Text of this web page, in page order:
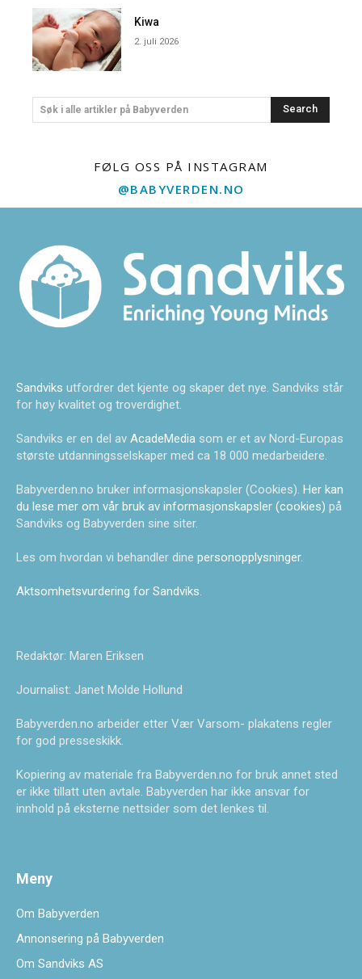
Kiwa
2. juli 2026
Søk i alle artikler på Babyverden Search
FØLG OSS PÅ INSTAGRAM
@BABYVERDEN.NO
Sandviks utfordrer det kjente og skaper det nye. Sandviks står
for høy kvalitet og troverdighet.
Sandviks er en del av AcadeMedia som er et av Nord-Europas
største utdanningsselskaper med ca 18 000 medarbeidere.
Babyverden.no bruker informasjonskapsler (Cookies). Her kan
du lese mer om vår bruk av informasjonskapsler (cookies) på
Sandviks og Babyverden sine siter.
Les om hvordan vi behandler dine personopplysninger.
Aktsomhetsvurdering for Sandviks.
Redaktør: Maren Eriksen
Journalist: Janet Molde Hollund
Babyverden.no arbeider etter Vær Varsom- plakatens regler
for god presseskikk.
Kopiering av materiale fra Babyverden.no for bruk annet sted
er ikke tillatt uten avtale. Babyverden har ikke ansvar for
innhold på eksterne nettsider som det lenkes til.
Meny
Om Babyverden
Annonsering på Babyverden
Om Sandviks AS